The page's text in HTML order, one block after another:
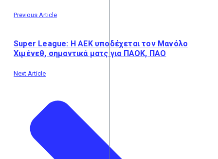
Previous Article
Super League: Η ΑΕΚ υποδέχεται τον Μανόλο
Χιμένεθ, σημαντικά ματς για ΠΑΟΚ, ΠΑΟ
Next Article